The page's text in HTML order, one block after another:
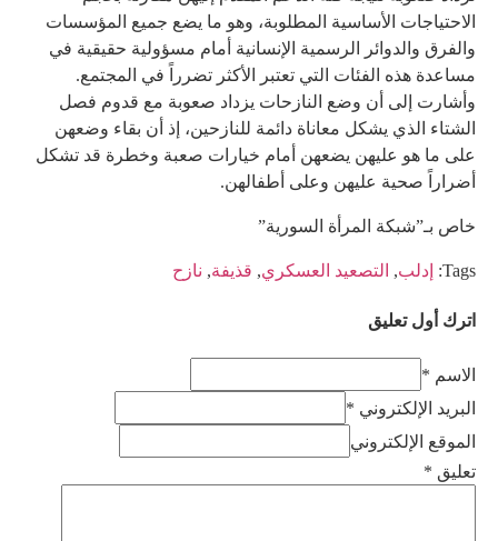
الاحتياجات الأساسية المطلوبة، وهو ما يضع جميع المؤسسات
والفرق والدوائر الرسمية الإنسانية أمام مسؤولية حقيقية في
مساعدة هذه الفئات التي تعتبر الأكثر تضرراً في المجتمع.
وأشارت إلى أن وضع النازحات يزداد صعوبة مع قدوم فصل
الشتاء الذي يشكل معاناة دائمة للنازحين، إذ أن بقاء وضعهن
على ما هو عليهن يضعهن أمام خيارات صعبة وخطرة قد تشكل
أضراراً صحية عليهن وعلى أطفالهن.
خاص بـ”شبكة المرأة السورية”
Tags: إدلب, التصعيد العسكري, قذيفة, نازح
اترك أول تعليق
الاسم *
البريد الإلكتروني *
الموقع الإلكتروني
تعليق *